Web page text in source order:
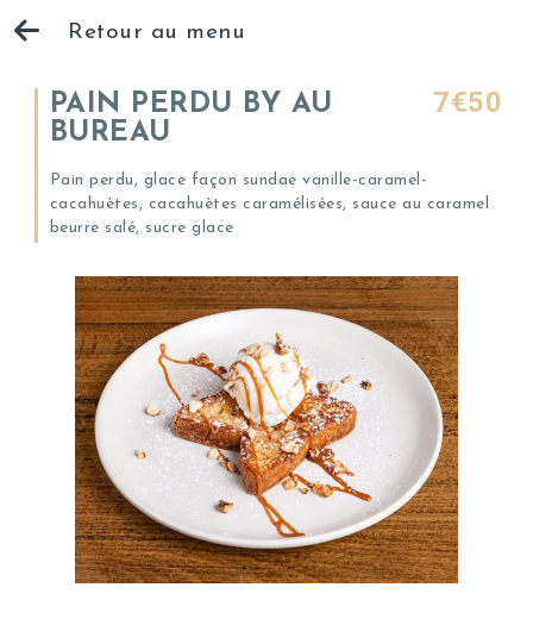
Retour au menu
PAIN PERDU BY AU
BUREAU
7€50
Pain perdu, glace façon sundae vanille-caramel-
cacahuètes, cacahuètes caramélisées, sauce au caramel
beurre salé, sucre glace